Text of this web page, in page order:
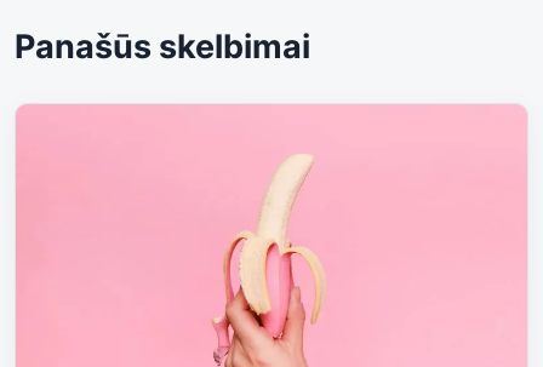
Panašūs skelbimai